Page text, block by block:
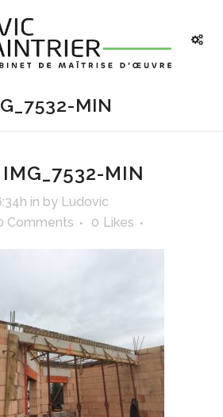
MIN
IMG_7532-MIN
in by Ludovic
Comments 0 Likes